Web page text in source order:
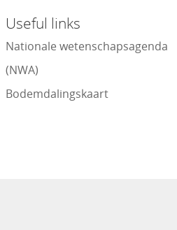
Useful links
Nationale wetenschapsagenda
(NWA)
Bodemdalingskaart